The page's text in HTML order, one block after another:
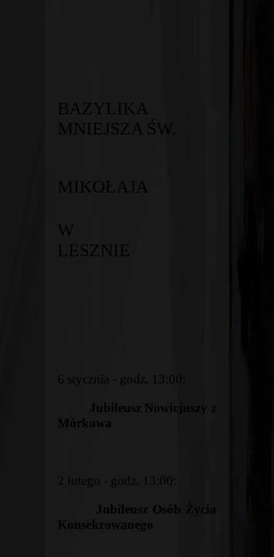
BAZYLIKA
MNIEJSZA ŚW.
MIKOŁAJA
W
6 stycznia - godz. 13:00:
Jubileusz Nowicjuszy z
Mórkowa
2 lutego - godz. 13:00:
Jubileusz Osób Życia
Konsekrowanego